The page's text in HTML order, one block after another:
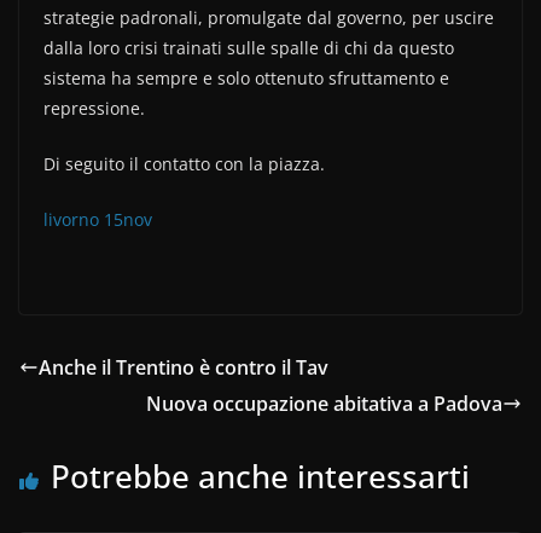
strategie padronali, promulgate dal governo, per uscire
dalla loro crisi trainati sulle spalle di chi da questo
sistema ha sempre e solo ottenuto sfruttamento e
repressione.
Di seguito il contatto con la piazza.
livorno 15nov
Anche il Trentino è contro il Tav
Nuova occupazione abitativa a Padova
Potrebbe anche interessarti